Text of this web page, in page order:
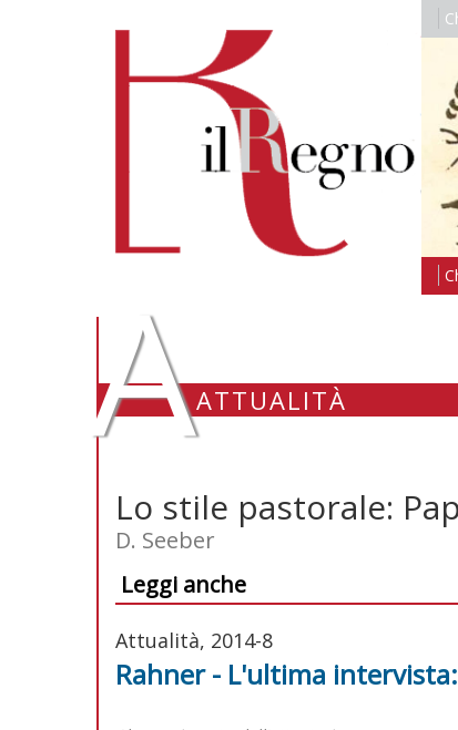
AATTUALITÀ
Lo stile pastorale:
D. Seeber
Leggi anche
Attualità, 2014-8
Rahner - L'ultima